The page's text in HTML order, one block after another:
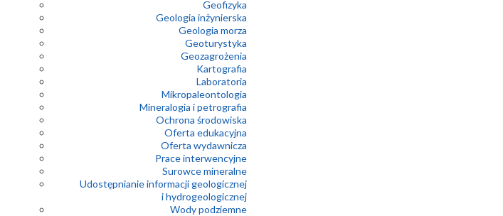
Geofizyka
Geologia inżynierska
Geologia morza
Geoturystyka
Geozagrożenia
Kartografia
Laboratoria
Mikropaleontologia
Mineralogia i petrografia
Ochrona środowiska
Oferta edukacyjna
Oferta wydawnicza
Prace interwencyjne
Surowce mineralne
Udostępnianie informacji geologicznej
i hydrogeologicznej
Wody podziemne